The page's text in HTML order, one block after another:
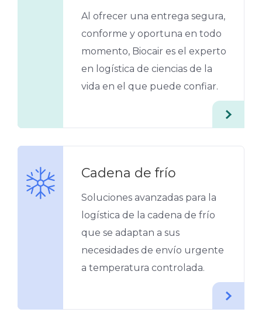
Al ofrecer una entrega segura,
conforme y oportuna en todo
momento, Biocair es el experto
en logística de ciencias de la
vida en el que puede confiar.
Cadena de frío
Soluciones avanzadas para la
logística de la cadena de frío
que se adaptan a sus
necesidades de envío urgente
a temperatura controlada.